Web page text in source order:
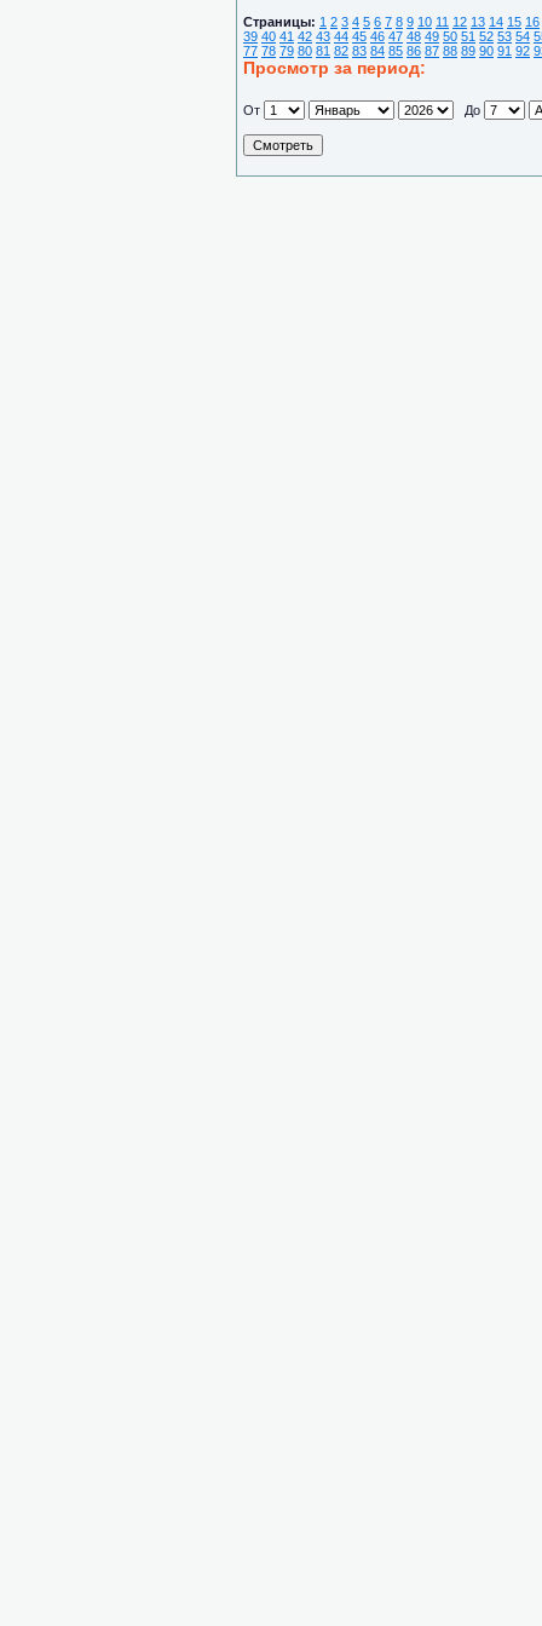
Страницы: 1 2 3 4 5 6 7 8 9 10 11 12 13 14 15 16
39 40 41 42 43 44 45 46 47 48 49 50 51 52 53 54
77 78 79 80 81 82 83 84 85 86 87 88 89 90 91 92
Просмотр за период:
От До